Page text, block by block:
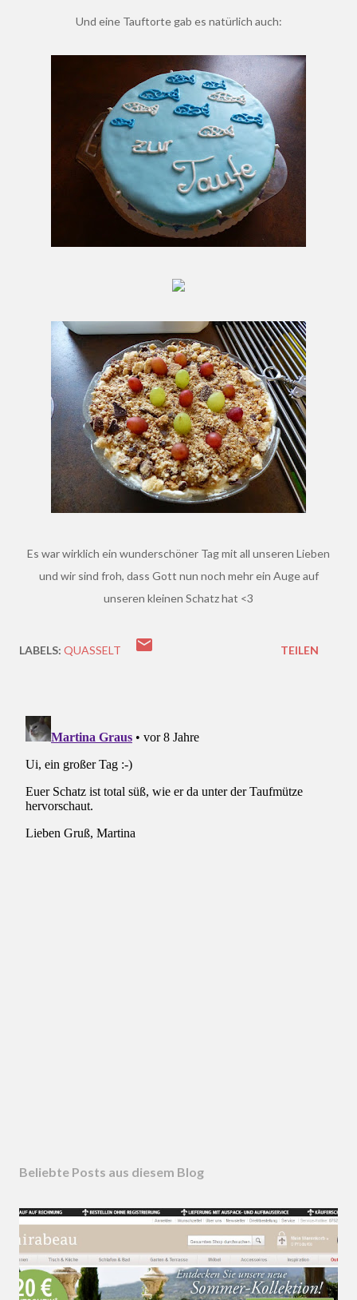
Und eine Tauftorte gab es natürlich auch:
Es war wirklich ein wunderschöner Tag mit all unseren Lieben
und wir sind froh, dass Gott nun noch mehr ein Auge auf
unseren kleinen Schatz hat <3
LABELS: QUASSELT TEILEN
Beliebte Posts aus diesem Blog